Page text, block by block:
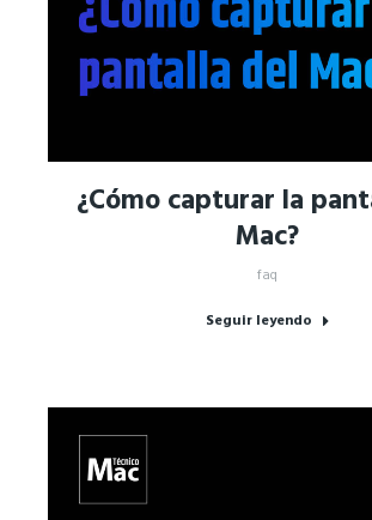
¿Cómo capturar la
Mac?
faq
Seguir leyendo